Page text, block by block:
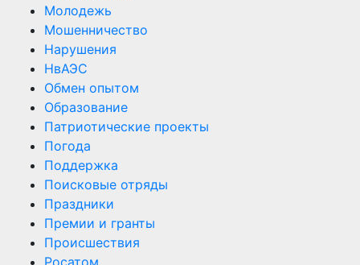
Молодежь
Мошенничество
Нарушения
НвАЭС
Обмен опытом
Образование
Патриотические проекты
Погода
Поддержка
Поисковые отряды
Праздники
Премии и гранты
Происшествия
Росатом